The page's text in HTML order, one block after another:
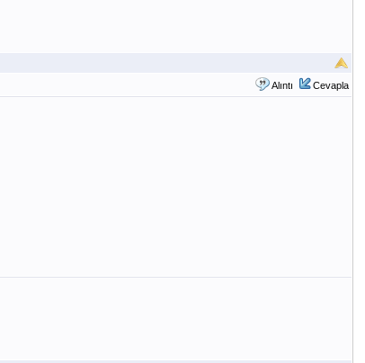
Alıntı Cevapla